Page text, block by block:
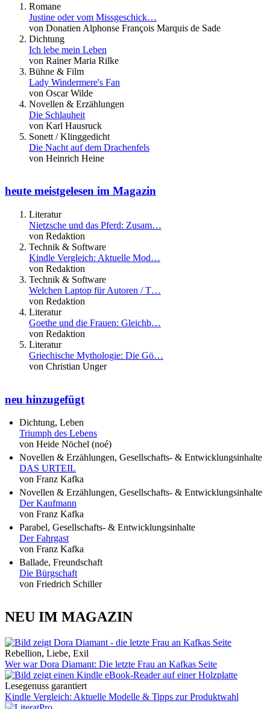
Romane
Justine oder vom Missgeschick…
von Donatien Alphonse François Marquis de Sade
Dichtung
Ich lebe mein Leben
von Rainer Maria Rilke
Bühne & Film
Lady Windermere's Fan
von Oscar Wilde
Novellen & Erzählungen
Die Schlauheit
von Karl Hausruck
Sonett / Klinggedicht
Die Nacht auf dem Drachenfels
von Heinrich Heine
heute meistgelesen im Magazin
Literatur
Nietzsche und das Pferd: Zusam…
von Redaktion
Technik & Software
Kindle Vergleich: Aktuelle Mod…
von Redaktion
Technik & Software
Welchen Laptop für Autoren / T…
von Redaktion
Literatur
Goethe und die Frauen: Gleichb…
von Redaktion
Literatur
Griechische Mythologie: Die Gö…
von Christian Unger
neu hinzugefügt
Dichtung, Leben
Triumph des Lebens
von Heide Nöchel (noé)
Novellen & Erzählungen, Gesellschafts- & Entwicklungsinhalte
DAS URTEIL
von Franz Kafka
Novellen & Erzählungen, Gesellschafts- & Entwicklungsinhalte
Der Kaufmann
von Franz Kafka
Parabel, Gesellschafts- & Entwicklungsinhalte
Der Fahrgast
von Franz Kafka
Ballade, Freundschaft
Die Bürgschaft
von Friedrich Schiller
NEU IM MAGAZIN
Rebellion, Liebe, Exil
Wer war Dora Diamant: Die letzte Frau an Kafkas Seite
Lesegenuss garantiert
Kindle Vergleich: Aktuelle Modelle & Tipps zur Produktwahl